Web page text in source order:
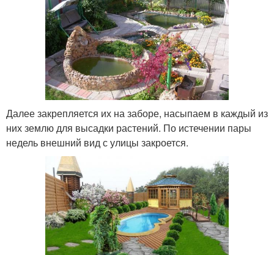
Далее закрепляется их на заборе, насыпаем в каждый из
них землю для высадки растений. По истечении пары
недель внешний вид с улицы закроется.